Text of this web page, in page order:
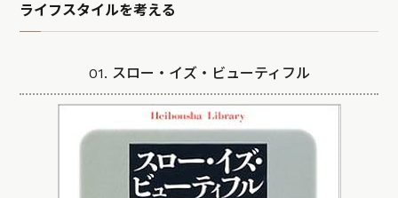
ライフスタイルを考える
01. スロー・イズ・ビューティフル